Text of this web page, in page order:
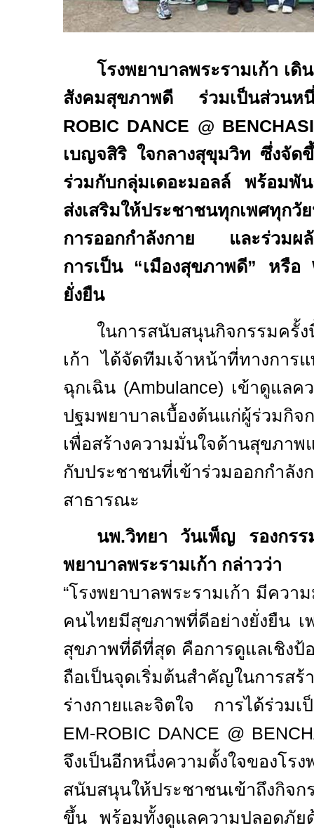
โรงพยาบาลพระรามเก้า เ
สังคมสุขภาพดี ร่วมเป็นส่วนห
ROBIC DANCE @
เบญจสิริ ใจกลางสุขุมวิท ซึ่งจัด
ร่วมกับกลุ่มเดอะมอลล์ พร้อมพั
ส่งเสริมให้ประชาชนทุกเพศทุกวั
การออกกำลังกาย และร่วมผลั
การเป็น “เมืองสุขภาพดี” หรือ
ยั่งยืน
ในการสนับสนุนกิจกรรมครั้
เก้า ได้จัดทีมเจ้าหน้าที่ทางการ
ฉุกเฉิน (Ambulance) เข้าดูแลค
ปฐมพยาบาลเบื้องต้นแก่ผู้ร่วมกิจ
เพื่อสร้างความมั่นใจด้านสุขภา
กับประชาชนที่เข้าร่วมออกกำลัง
สาธารณะ
นพ.วิทยา วันเพ็ญ รองกรร
พยาบาลพระรามเก้า กล่าวว่า
“โรงพยาบาลพระรามเก้า มีควา
คนไทยมีสุขภาพที่ดีอย่างยั่งยืน เ
สุขภาพที่ดีที่สุด คือการดูแลเชิงป้
ถือเป็นจุดเริ่มต้นสำคัญในการสร้
ร่างกายและจิตใจ การได้ร่วมเ
EM-ROBIC DANCE @
จึงเป็นอีกหนึ่งความตั้งใจของโรง
สนับสนุนให้ประชาชนเข้าถึงกิจก
ขึ้น พร้อมทั้งดูแลความปลอดภั